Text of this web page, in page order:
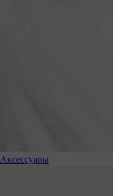
Аксессуары